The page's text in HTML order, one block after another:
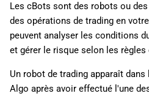
i
Les cBots sont des robots ou
des opérations de trading en
peuvent analyser les conditions
et gérer le risque selon les règles
Un robot de trading apparaît dans
Algo après avoir effectué l'une